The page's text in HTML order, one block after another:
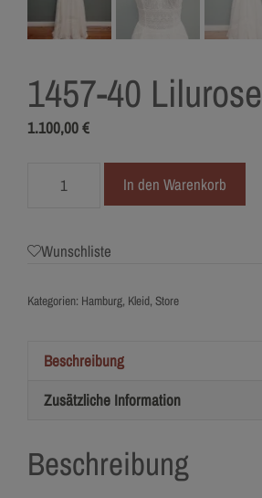
1457-40 Lilurose
1.100,00€
Menge
In den Warenkorb
Wunschliste
Kategorien: Hamburg, Kleid, Store
Beschreibung
Zusätzliche Information
Beschreibung